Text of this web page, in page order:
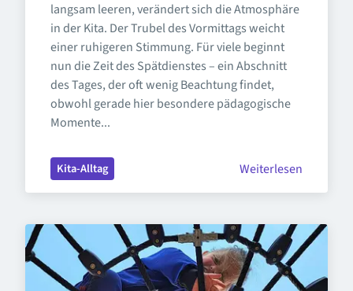
langsam leeren, verändert sich die Atmosphäre
in der Kita. Der Trubel des Vormittags weicht
einer ruhigeren Stimmung. Für viele beginnt
nun die Zeit des Spätdienstes – ein Abschnitt
des Tages, der oft wenig Beachtung findet,
obwohl gerade hier besondere pädagogische
Momente...
Kita-Alltag Weiterlesen